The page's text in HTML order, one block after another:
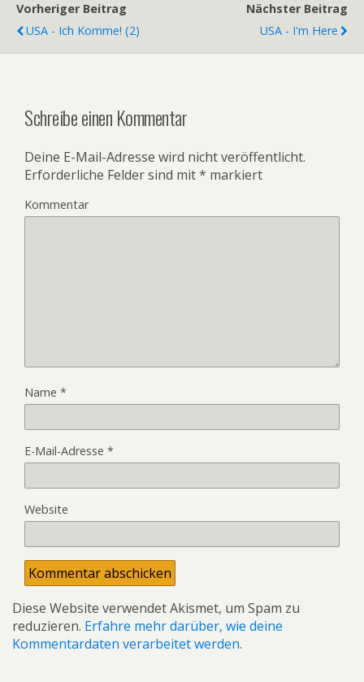
Vorheriger Beitrag
USA - Ich Komme! (2)
Nächster Beitrag
USA - I'm Here
Schreibe einen Kommentar
Deine E-Mail-Adresse wird nicht veröffentlicht.
Erforderliche Felder sind mit* markiert
Kommentar
Name *
E-Mail-Adresse *
Website
Diese Website verwendet Akismet, um Spam zu
reduzieren. Erfahre mehr darüber, wie deine
Kommentardaten verarbeitet werden.